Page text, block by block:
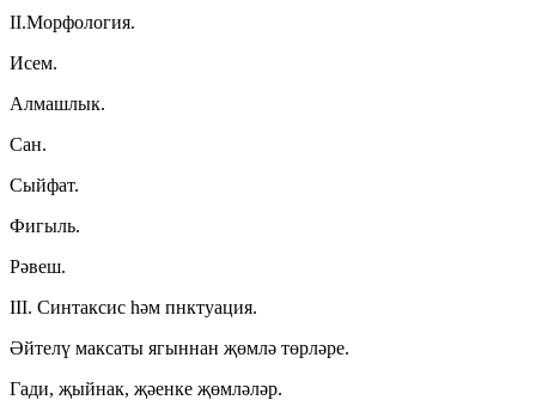
II.Морфология.
Исем.
Алмашлык.
Сан.
Сыйфат.
Фигыль.
Рәвеш.
III. Синтаксис һәм пнктуация.
Әйтелү максаты ягыннан җөмлә төрләре.
Гади, җыйнак, җәенке җөмләләр.